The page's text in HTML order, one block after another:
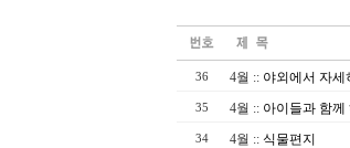
36 4월 :: 야외에서 자세
35 4월 :: 아이들과 함께
34 4월 :: 식물편지